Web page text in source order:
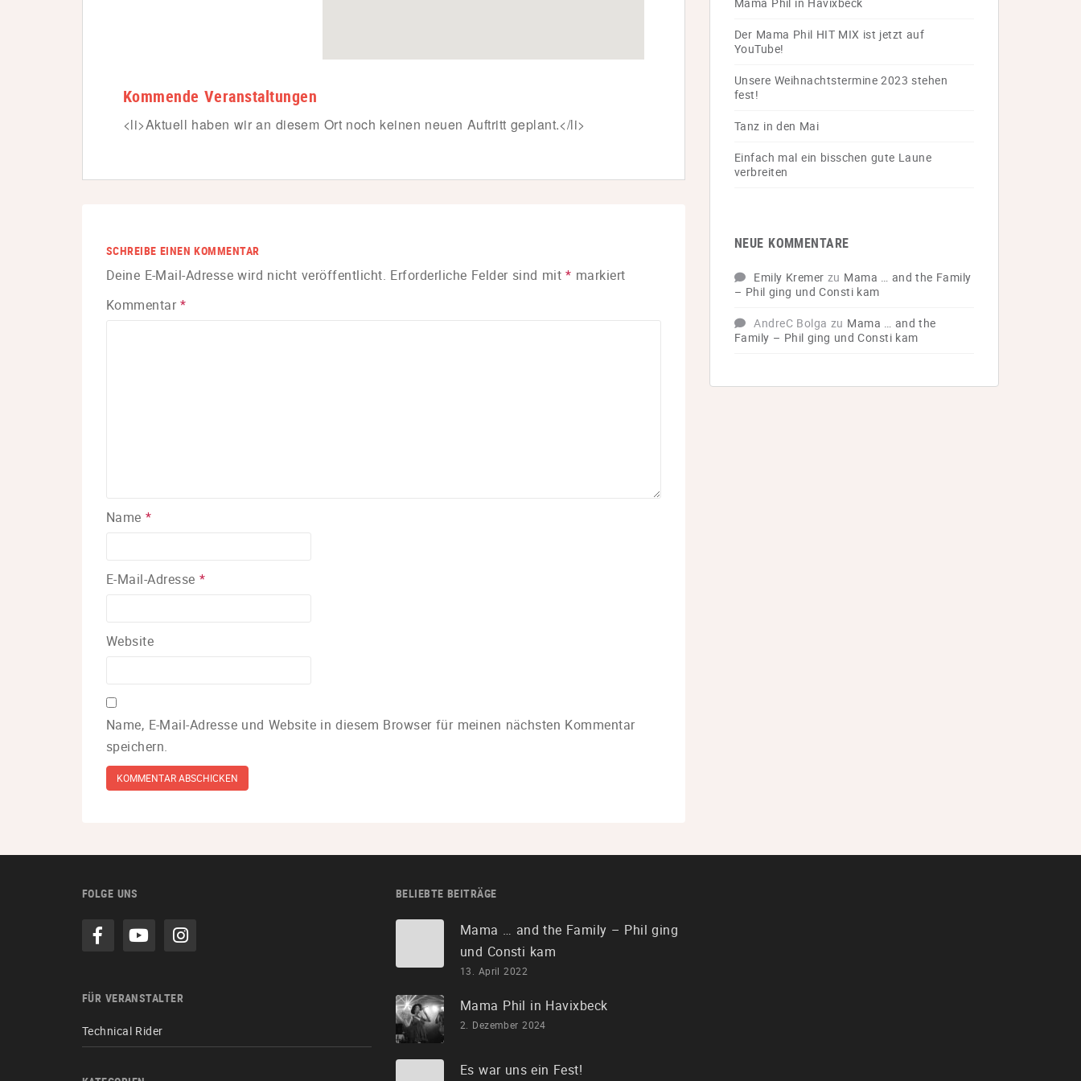
Kommende Veranstaltungen
<li>Aktuell haben wir an diesem Ort noch keinen neuen Auftritt geplant.</li>
SCHREIBE EINEN KOMMENTAR
Deine E-Mail-Adresse wird nicht veröffentlicht. Erforderliche Felder sind mit* markiert
Kommentar*
Name*
E-Mail-Adresse *
Website
Name, E-Mail-Adresse und Website in diesem Browser für meinen nächsten Kommentar
speichern.
Der Mama Phil HIT MIX ist jetzt auf
YouTube!
Unsere Weihnachtstermine 2023 stehen
fest!
Tanz in den Mai
Einfach mal ein bisschen gute Laune
verbreiten
NEUE KOMMENTARE
Emily Kremer zu Mama … and the Family
– Phil ging und Consti kam
AndreC Bolga zu Mama … and the
Family – Phil ging und Consti kam
FOLGE UNS
FÜR VERANSTALTER
Technical Rider
BELIEBTE BEITRÄGE
Mama … and the Family – Phil ging
und Consti kam
13. April 2022
Mama Phil in Havixbeck
2. Dezember 2024
Es war uns ein Fest!